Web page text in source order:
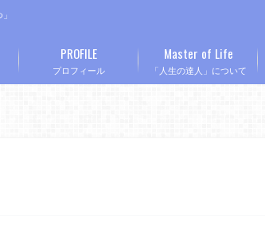
プロフィール
PROFILE
「人生の達人」について
Master of Life